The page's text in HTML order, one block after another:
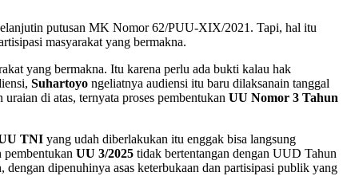
putusan MK Nomor 62/PUU-XIX/2021. Tapi, hal itu
masyarakat yang bermakna.
yang bermakna. Itu karena perlu ada bukti kalau hak
Suhartoyo ngeliatnya audiensi itu baru dilaksanain tanggal
di atas, ternyata proses pembentukan UU Nomor 3 Tahun
TNI yang udah diberlakukan itu enggak bisa langsung
pembentukan UU 3/2025 tidak bertentangan dengan UUD Tahun
dipenuhinya asas keterbukaan dan partisipasi publik yang